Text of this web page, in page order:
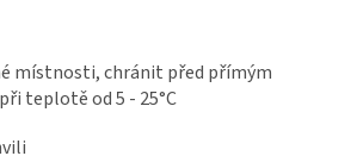
místnosti, chránit před přímým
teplotě od 5 - 25°C